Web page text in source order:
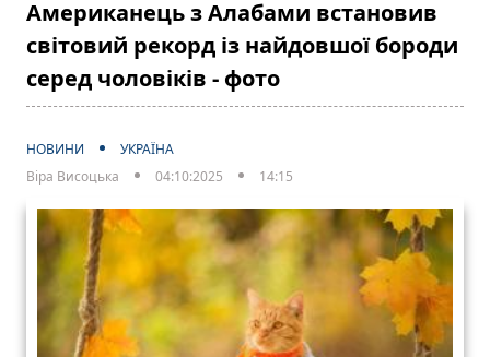
Американець з Алабами встановив
світовий рекорд із найдовшої бороди
серед чоловіків - фото
НОВИНИ
УКРАЇНА
Віра Висоцька
04:10:2025 14:15